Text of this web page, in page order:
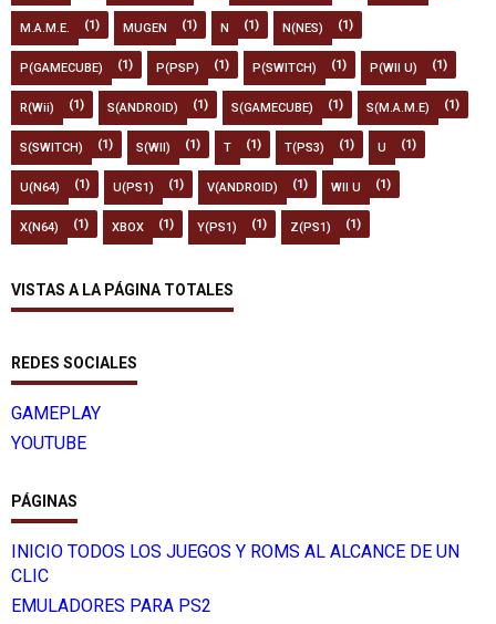
M.A.M.E. (1) MUGEN (1) N (1) N(NES) (1)
P(GAMECUBE) (1) P(PSP) (1) P(SWITCH) (1) P(WII U) (1)
R(Wii) (1) S(ANDROID) (1) S(GAMECUBE) (1) S(M.A.M.E) (1)
S(SWITCH) (1) S(WII) (1) T (1) T(PS3) (1) U (1)
U(N64) (1) U(PS1) (1) V(ANDROID) (1) WII U (1)
X(N64) (1) XBOX (1) Y(PS1) (1) Z(PS1) (1)
VISTAS A LA PÁGINA TOTALES
REDES SOCIALES
GAMEPLAY
YOUTUBE
PÁGINAS
INICIO TODOS LOS JUEGOS Y ROMS AL ALCANCE DE UN
CLIC
EMULADORES PARA PS2